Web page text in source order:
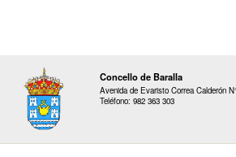
Concello de Baralla
Avenida de Evaristo Correa Calderón
Teléfono: 982 363 303